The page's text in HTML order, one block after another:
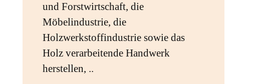
und Forstwirtschaft, die
Möbelindustrie, die
Holzwerkstoffindustrie sowie das
Holz verarbeitende Handwerk
herstellen, ..